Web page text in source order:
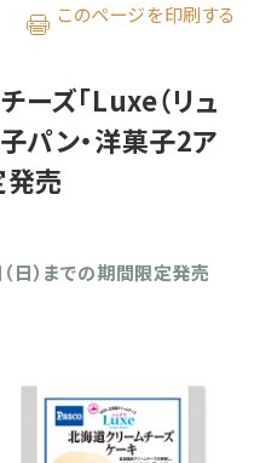
ズ「Luxe（リュ
パン・洋菓子2ア
発売
このページを印刷する
日）までの期間限定発売